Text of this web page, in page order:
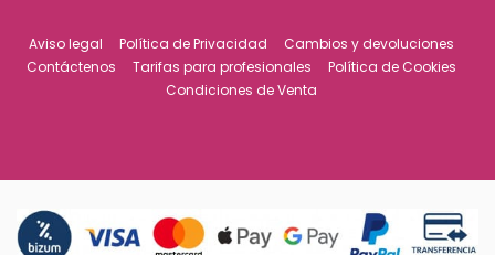
Aviso legal Política de Privacidad
Cambios y devoluciones
Contáctenos
Tarifas para profesionales
Política de Cookies
Condiciones de Venta